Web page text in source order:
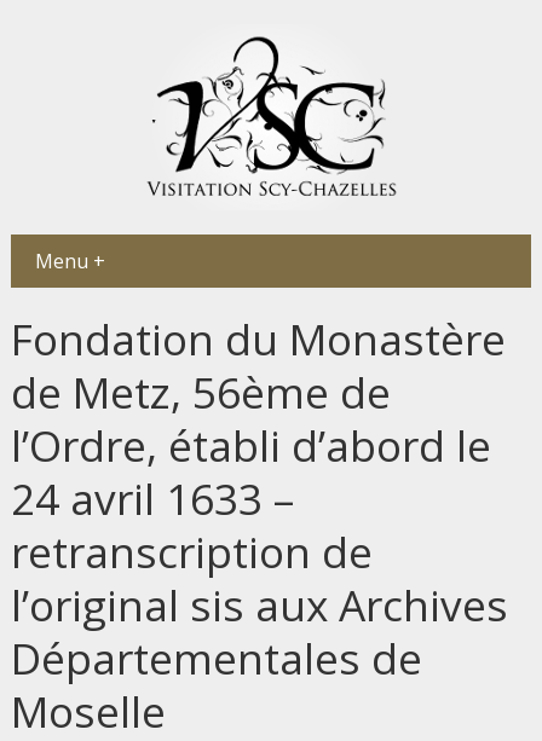
Menu +
Fondation du Monastère
de Metz, 56ème de
l’Ordre, établi d’abord le
24 avril 1633 –
retranscription de
l’original sis aux Archives
Départementales de
Moselle